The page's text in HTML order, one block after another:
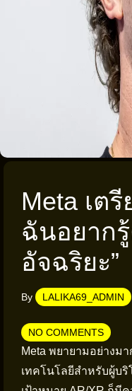
Meta เต
ฉันอยาก
อัจฉริยะ”
By LALIKA69_ADMIN
NO COMMENTS
Meta พยายามอย่างม
เทคโนโลยีสำหรับผู้บ